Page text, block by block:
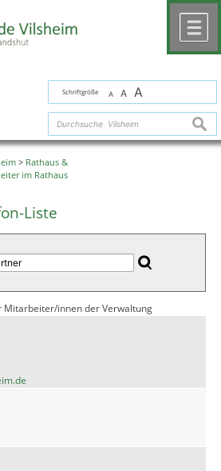
Schriftgröße A A A
> Rathaus &
im Rathaus
Liste
Mitarbeiter/innen der Verwaltung